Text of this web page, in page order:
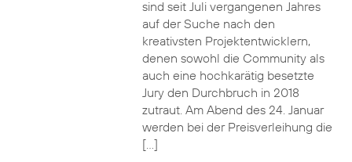
sind seit Juli vergangenen Jahres
auf der Suche nach den
kreativsten Projektentwicklern,
denen sowohl die Community als
auch eine hochkarätig besetzte
Jury den Durchbruch in 2018
zutraut. Am Abend des 24. Januar
werden bei der Preisverleihung die
[…]